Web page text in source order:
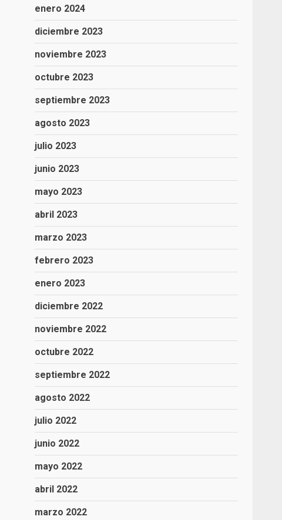
enero 2024
diciembre 2023
noviembre 2023
octubre 2023
septiembre 2023
agosto 2023
julio 2023
junio 2023
mayo 2023
abril 2023
marzo 2023
febrero 2023
enero 2023
diciembre 2022
noviembre 2022
octubre 2022
septiembre 2022
agosto 2022
julio 2022
junio 2022
mayo 2022
abril 2022
marzo 2022